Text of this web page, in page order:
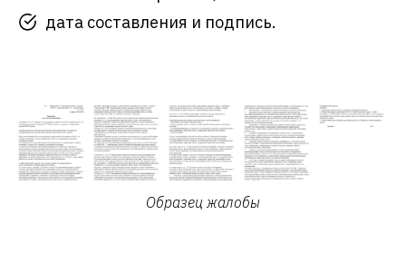
дата составления и подпись.
Образец жалобы